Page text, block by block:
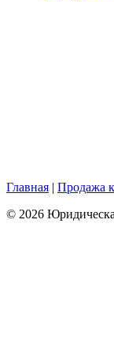
Главная | Продажа
© 2026